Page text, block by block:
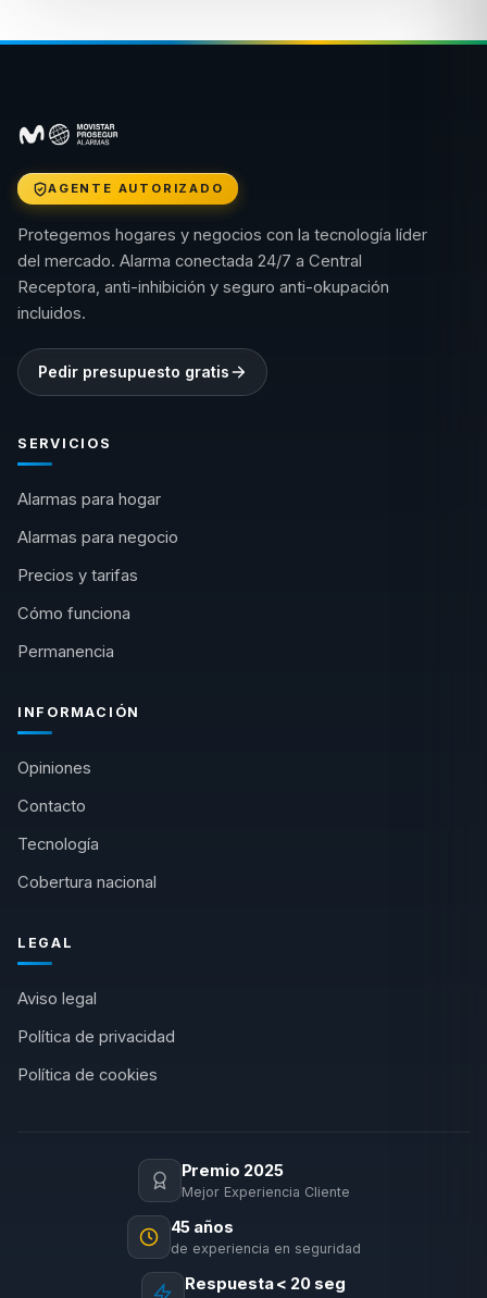
AGENTE AUTORIZADO
Protegemos hogares y negocios con la tecnología líder
del mercado. Alarma conectada 24/7 a Central
Receptora, anti-inhibición y seguro anti-okupación
incluidos.
Pedir presupuesto gratis
SERVICIOS
Alarmas para hogar
Alarmas para negocio
Precios y tarifas
Cómo funciona
Permanencia
INFORMACIÓN
Opiniones
Contacto
Tecnología
Cobertura nacional
LEGAL
Aviso legal
Política de privacidad
Política de cookies
Premio 2025
Mejor Experiencia Cliente
45 años
de experiencia en seguridad
Respuesta < 20 seg